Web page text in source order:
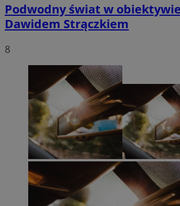
Podwodny świat w
Dawidem Strączkiem
8